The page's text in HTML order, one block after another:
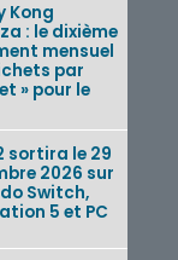
Kong
: le dixième
mensuel
par
» pour le
sortira le 29
2026 sur
Switch,
5 et PC